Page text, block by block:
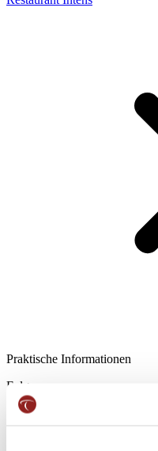
Praktische Informationen
Folge uns